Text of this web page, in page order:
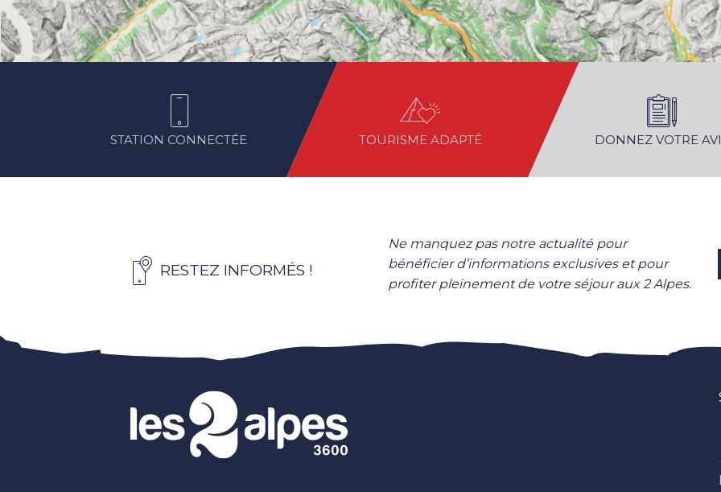
STATION CONNECTÉE TOURISME ADAPTÉ DONNEZ VOTRE
RESTEZ INFORMÉS !
Ne manquez pas notre actualité pour
bénéficier d’informations exclusives et pour
profiter pleinement de votre séjour aux 2 Alpes.